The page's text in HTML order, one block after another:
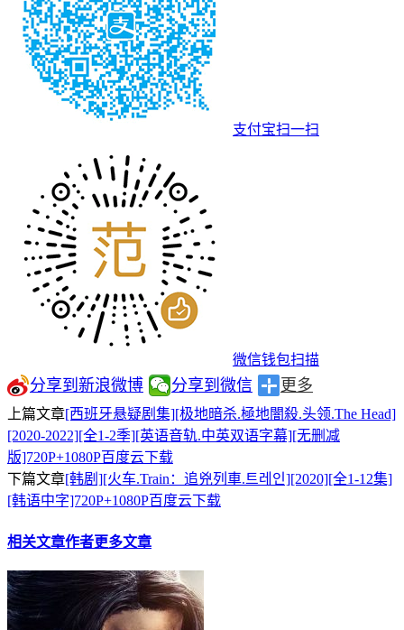
支付宝扫一扫
微信钱包扫描
分享到新浪微博 分享到微信 更多
上篇文章[西班牙悬疑剧集][极地暗杀.極地闇殺.头领.The Head]
[2020-2022][全1-2季][英语音轨.中英双语字幕][无删减
版]720P+1080P百度云下载
下篇文章[韩剧][火车.Train：追兇列車.트레인][2020][全1-12集]
[韩语中字]720P+1080P百度云下载
相关文章作者更多文章